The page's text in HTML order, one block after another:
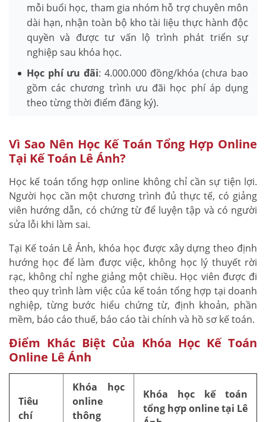
mỗi buổi học, tham gia nhóm hỗ trợ chuyên môn
dài hạn, nhận toàn bộ kho tài liệu thực hành độc
quyền và được tư vấn lộ trình phát triển sự
nghiệp sau khóa học.
Học phí ưu đãi: 4.000.000 đồng/khóa (chưa bao
gồm các chương trình ưu đãi học phí áp dụng
theo từng thời điểm đăng ký).
Vì Sao Nên Học Kế Toán Tổng Hợp Online
Tại Kế Toán Lê Ánh?
Học kế toán tổng hợp online không chỉ cần sự tiện lợi.
Người học cần một chương trình đủ thực tế, có giảng
viên hướng dẫn, có chứng từ để luyện tập và có người
sửa lỗi khi làm sai.
Tại Kế toán Lê Ánh, khóa học được xây dựng theo định
hướng học để làm được việc, không học lý thuyết rời
rạc, không chỉ nghe giảng một chiều. Học viên được đi
theo quy trình làm việc của kế toán tổng hợp tại doanh
nghiệp, từng bước hiểu chứng từ, định khoản, phần
mềm, báo cáo thuế, báo cáo tài chính và hồ sơ kế toán.
Điểm Khác Biệt Của Khóa Học Kế Toán
Online Lê Ánh
Tiêu
chí
Khóa học
online
thông
Khóa học kế toán
tổng hợp online tại Lê